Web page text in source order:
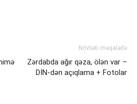
Növbəti məqalədə
Zərdabda ağır qəza, ölən var –
DİN-dən açıqlama + Fotolar